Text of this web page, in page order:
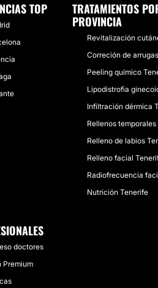
TOP
TRATAMIENTOS
PROVINCIA
Revitalización
Correción de
Peeling químico
Lipodistrofia
Infiltración dérmica
Rellenos
Relleno de labios
Relleno facial
Radiofrecuencia
Nutrición Tenerife
doctores
Premium